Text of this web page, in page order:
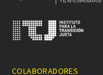
COLABORADORES